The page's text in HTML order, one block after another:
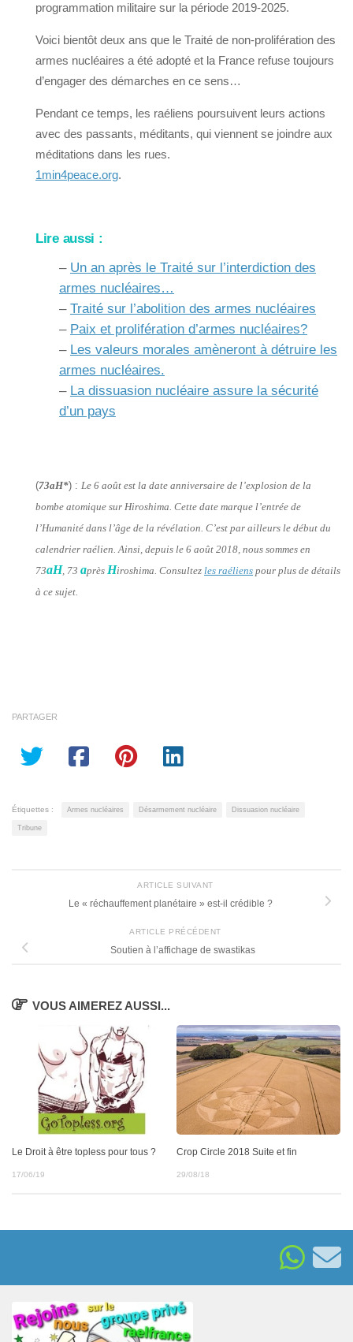
programmation militaire sur la période 2019-2025.
Voici bientôt deux ans que le Traité de non-prolifération des
armes nucléaires a été adopté et la France refuse toujours
d’engager des démarches en ce sens…
Pendant ce temps, les raéliens poursuivent leurs actions
avec des passants, méditants, qui viennent se joindre aux
méditations dans les rues.
1min4peace.org.
Lire aussi :
– Un an après le Traité sur l’interdiction des
armes nucléaires…
– Traité sur l’abolition des armes nucléaires
– Paix et prolifération d’armes nucléaires?
– Les valeurs morales amèneront à détruire les
armes nucléaires.
– La dissuasion nucléaire assure la sécurité
d’un pays
(73aH*) : Le 6 août est la date anniversaire de l’explosion de la
bombe atomique sur Hiroshima. Cette date marque l’entrée de
l’Humanité dans l’âge de la révélation. C’est par ailleurs le début du
calendrier raélien. Ainsi, depuis le 6 août 2018, nous sommes en
73aH, 73 après Hiroshima. Consultez les raéliens pour plus de détails
à ce sujet.
PARTAGER
Étiquettes : Armes nucléaires Désarmement nucléaire Dissuasion nucléaire
Tribune
ARTICLE SUIVANT
Le « réchauffement planétaire » est-il crédible ?
ARTICLE PRÉCÉDENT
Soutien à l’affichage de swastikas
VOUS AIMEREZ AUSSI...
Le Droit à être topless pour tous ?
17/06/19
Crop Circle 2018 Suite et fin
29/08/18